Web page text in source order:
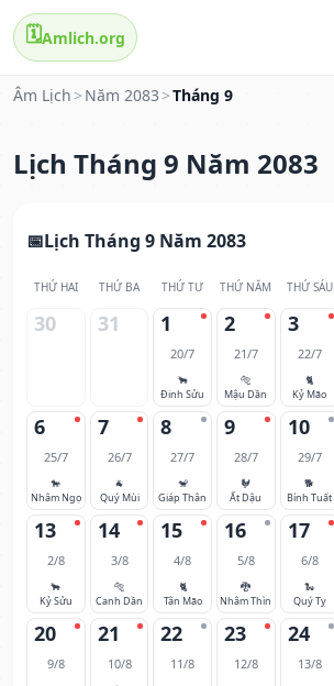
🗓️Amlich.org
Âm Lịch > Năm 2083 >Tháng 9
Lịch Tháng 9 Năm 2083
Lịch Tháng 9 Năm 2083
THỨ HAI THỨ BA THỨ TƯ THỨ NĂM THỨ SÁU
30 31 1
20/7
🐂
Đinh Sửu
2
21/7
🐅
Mậu Dần
3
22/7
🐈
Kỷ Mão
6
25/7
🐎
Nhâm Ngọ
7
26/7
🐐
Quý Mùi
8
27/7
🐒
Giáp Thân
9
28/7
🐓
Ất Dậu
10
29/7
🐕
Bính Tuất
13
2/8
🐂
Kỷ Sửu
14
3/8
🐅
Canh Dần
15
4/8
🐈
Tân Mão
16
5/8
🐉
Nhâm Thìn
17
6/8
🐍
Quý Tỵ
20
9/8
21
10/8
22
11/8
23
12/8
24
13/8